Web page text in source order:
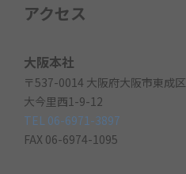
アクセス
大阪本社
〒537-0014 大阪府大阪市東成区
大今里西1-9-12
TEL 06-6971-3897
FAX 06-6974-1095